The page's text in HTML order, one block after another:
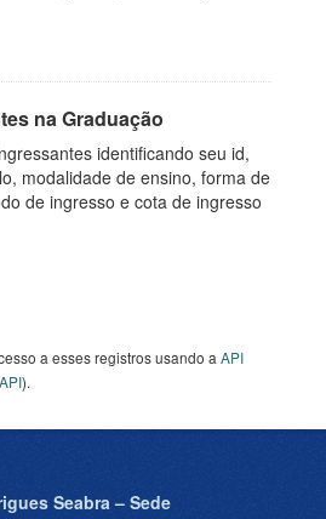
na Graduação
identificando seu id,
modalidade de ensino, forma de
de ingresso e cota de ingresso
a esses registros usando a API
).
Seabra – Sede